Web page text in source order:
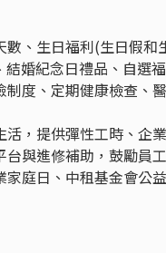
數、生日福利(生日假
婚紀念日禮品、自選
制度、定期健康檢查、
活，提供彈性工時、企
與進修補助，鼓勵員
家庭日、中租基金會公